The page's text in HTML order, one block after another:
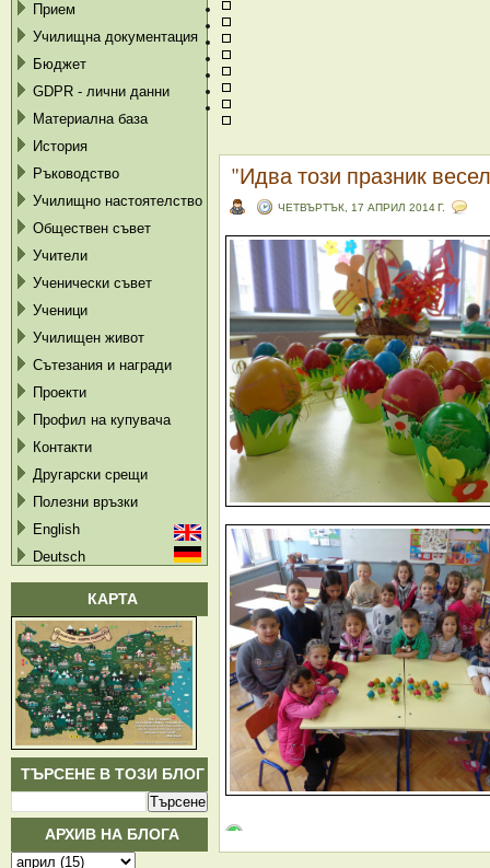
Прием
Училищна документация
Бюджет
GDPR - лични данни
Материална база
История
Ръководство
Училищно настоятелство
Обществен съвет
Учители
Ученически съвет
Ученици
Училищен живот
Сътезания и награди
Проекти
Профил на купувача
Контакти
Другарски срещи
Полезни връзки
English
Deutsch
КАРТА
ТЪРСЕНЕ В ТОЗИ БЛОГ
АРХИВ НА БЛОГА
"Идва този празник
ЧЕТВЪРТЪК, 17 АПРИЛ 2014 Г.